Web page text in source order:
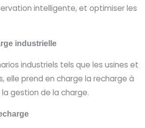
intelligente, et optimiser les
industrielle
industriels tels que les usines et
elle prend en charge la recharge à
gestion de la charge.